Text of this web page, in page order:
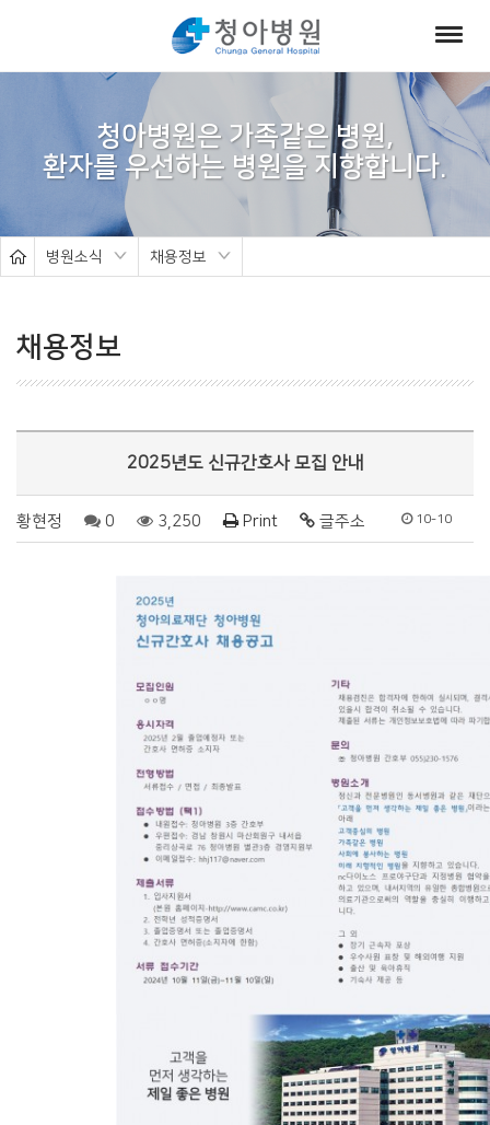
얼
청아병원은 가족같은 병원,
병원소식 채용정보
채용정보
2025년도 신규간호사 모집 안내
황현정 0 3,250 Print 글주소 10-10